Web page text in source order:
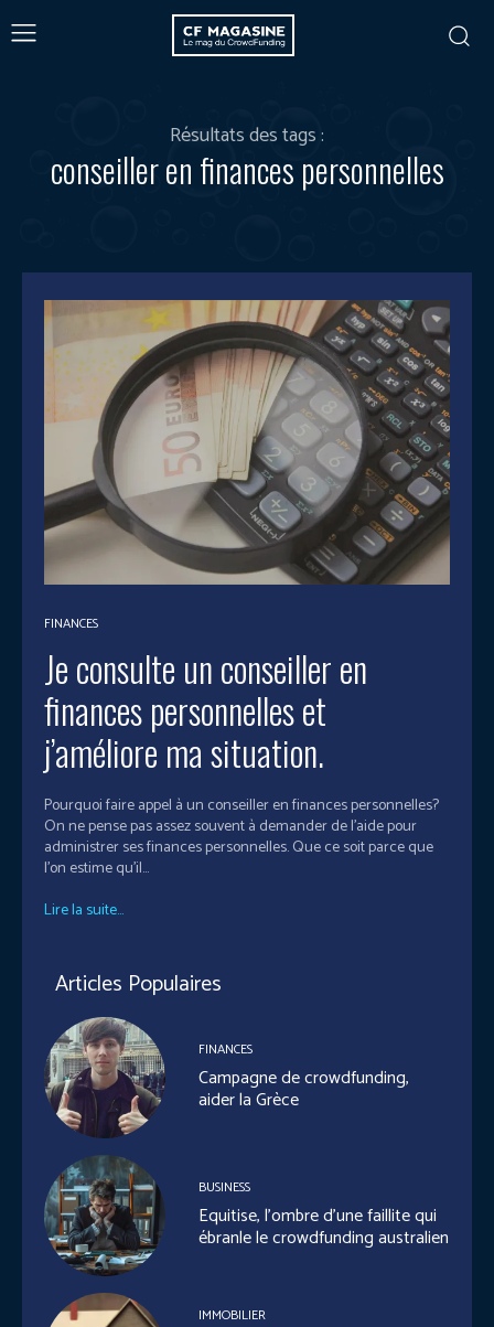
Résultats des tags :
conseiller en finances personnelles
FINANCES
Je consulte un conseiller en
finances personnelles et
j’améliore ma situation.
Pourquoi faire appel à un conseiller en finances personnelles?
On ne pense pas assez souvent à demander de l’aide pour
administrer ses finances personnelles. Que ce soit parce que
l’on estime qu’il...
Lire la suite...
Articles Populaires
FINANCES
Campagne de crowdfunding,
aider la Grèce
BUSINESS
Equitise, l’ombre d’une faillite qui
ébranle le crowdfunding australien
IMMOBILIER